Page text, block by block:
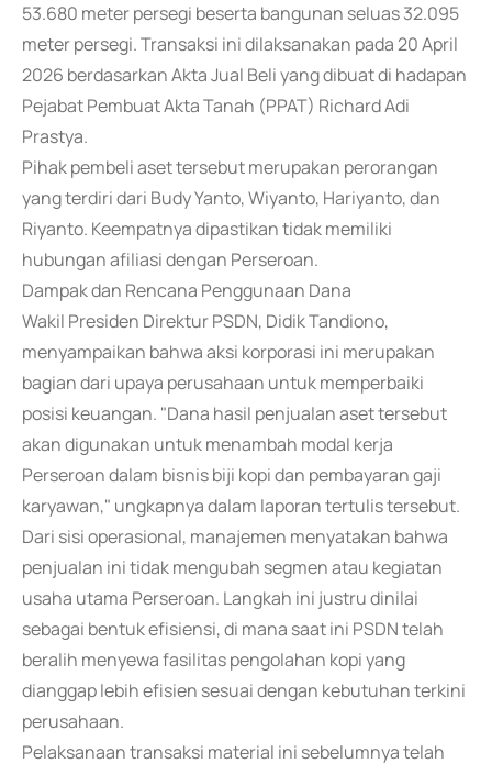
53.680 meter persegi beserta bangunan seluas 32.095
meter persegi. Transaksi ini dilaksanakan pada 20 April
2026 berdasarkan Akta Jual Beli yang dibuat di hadapan
Pejabat Pembuat Akta Tanah (PPAT) Richard Adi
Prastya.
Pihak pembeli aset tersebut merupakan perorangan
yang terdiri dari Budy Yanto, Wiyanto, Hariyanto, dan
Riyanto. Keempatnya dipastikan tidak memiliki
hubungan afiliasi dengan Perseroan.
Dampak dan Rencana Penggunaan Dana
Wakil Presiden Direktur PSDN, Didik Tandiono,
menyampaikan bahwa aksi korporasi ini merupakan
bagian dari upaya perusahaan untuk memperbaiki
posisi keuangan. "Dana hasil penjualan aset tersebut
akan digunakan untuk menambah modal kerja
Perseroan dalam bisnis biji kopi dan pembayaran gaji
karyawan," ungkapnya dalam laporan tertulis tersebut.
Dari sisi operasional, manajemen menyatakan bahwa
penjualan ini tidak mengubah segmen atau kegiatan
usaha utama Perseroan. Langkah ini justru dinilai
sebagai bentuk efisiensi, di mana saat ini PSDN telah
beralih menyewa fasilitas pengolahan kopi yang
dianggap lebih efisien sesuai dengan kebutuhan terkini
perusahaan.
Pelaksanaan transaksi material ini sebelumnya telah